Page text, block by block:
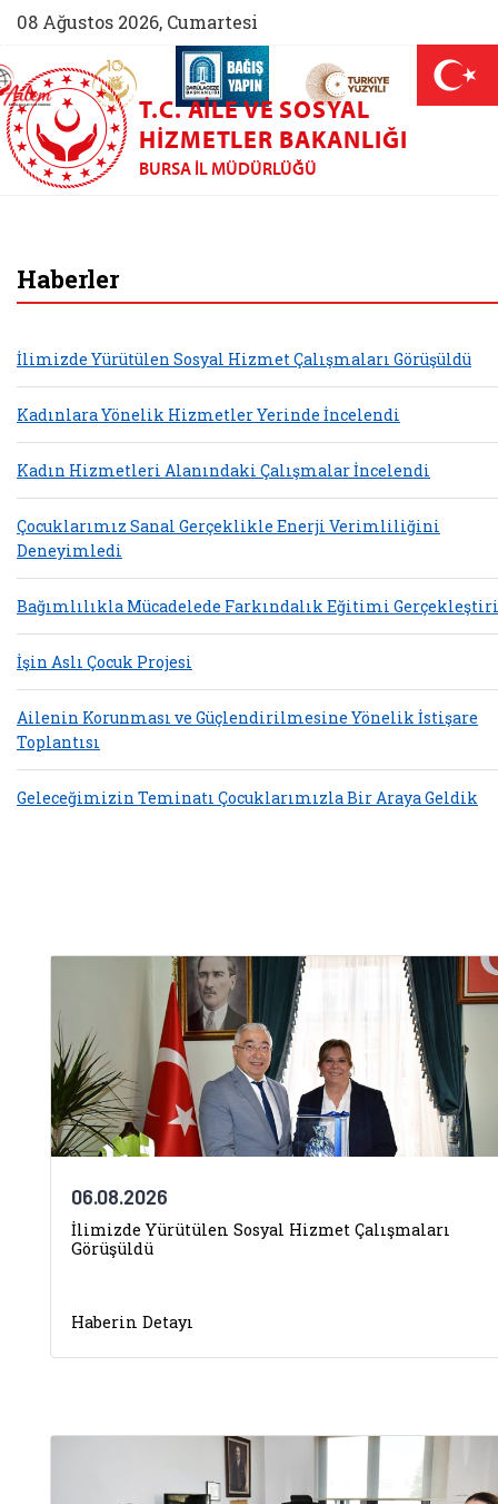
08 Ağustos 2026, Cumartesi
(yeni sekmede açılır)
AİLEM İletişim Merkezi (yeni sekmede açılır)
Aile ve Nüfus On Yılı (yeni sekmede açılır)
Darülaceze bağış sayfası (yeni
T.C. AILE VE SOSYAL
HIZMETLER BAKANLIĞI
BURSA İL MÜDÜRLÜĞÜ
Haberler
İlimizde Yürütülen Sosyal Hizmet Çalışmaları Görüşüldü
Kadınlara Yönelik Hizmetler Yerinde İncelendi
Kadın Hizmetleri Alanındaki Çalışmalar İncelendi
Çocuklarımız Sanal Gerçeklikle Enerji Verimliliğini
Deneyimledi
Bağımlılıkla Mücadelede Farkındalık Eğitimi
İşin Aslı Çocuk Projesi
Ailenin Korunması ve Güçlendirilmesine Yönelik İstişare
Toplantısı
Geleceğimizin Teminatı Çocuklarımızla Bir Araya Geldik
06.08.2026
İlimizde Yürütülen Sosyal Hizmet Çalışmaları
Görüşüldü
Haberin Detayı